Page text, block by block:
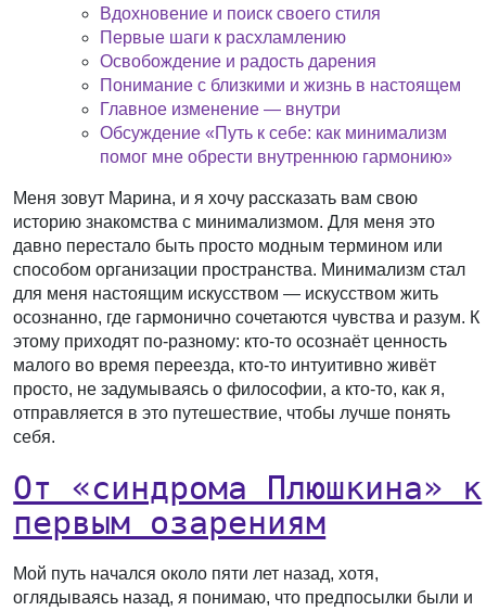
Вдохновение и поиск своего стиля
Первые шаги к расхламлению
Освобождение и радость дарения
Понимание с близкими и жизнь в настоящем
Главное изменение — внутри
Обсуждение «Путь к себе: как минимализм
помог мне обрести внутреннюю гармонию»
Меня зовут Марина, и я хочу рассказать вам свою
историю знакомства с минимализмом. Для меня это
давно перестало быть просто модным термином или
способом организации пространства. Минимализм стал
для меня настоящим искусством — искусством жить
осознанно, где гармонично сочетаются чувства и разум. К
этому приходят по-разному: кто-то осознаёт ценность
малого во время переезда, кто-то интуитивно живёт
просто, не задумываясь о философии, а кто-то, как я,
отправляется в это путешествие, чтобы лучше понять
себя.
От «синдрома Плюшкина» к
первым озарениям
Мой путь начался около пяти лет назад, хотя,
оглядываясь назад, я понимаю, что предпосылки были и